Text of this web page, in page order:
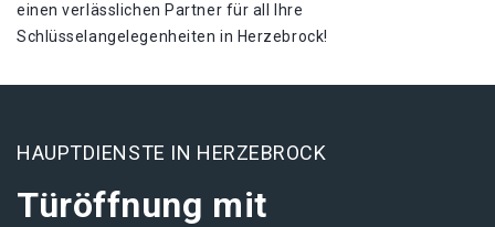
einen verlässlichen Partner für all Ihre
Schlüsselangelegenheiten in Herzebrock!​
HAUPTDIENSTE IN HERZEBROCK
Türöffnung mit